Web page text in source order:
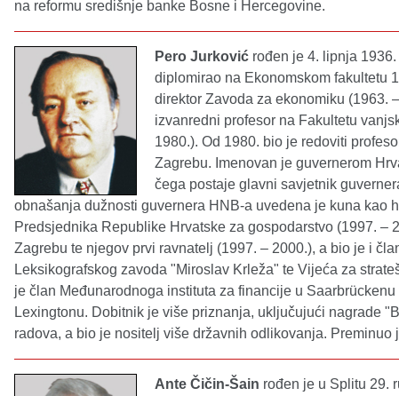
na reformu središnje banke Bosne i Hercegovine.
Pero Jurković rođen je 4. lipnja
diplomirao na Ekonomskom fakultetu
direktor Zavoda za ekonomiku (1963.
izvanredni profesor na Fakultetu
1980.). Od 1980. bio je redoviti
Zagrebu. Imenovan je guvernerom
čega postaje glavni savjetnik
obnašanja dužnosti guvernera HNB-a uvedena je kuna kao
Predsjednika Republike Hrvatske za gospodarstvo (1997. –
Zagrebu te njegov prvi ravnatelj (1997. – 2000.), a bio je i
Leksikografskog zavoda "Miroslav Krleža" te Vijeća za
je član Međunarodnoga instituta za financije u
Lexingtonu. Dobitnik je više priznanja, uključujući nagrade
radova, a bio je nositelj više državnih odlikovanja. Preminuo
Ante Čičin-Šain rođen je u Splitu 29.